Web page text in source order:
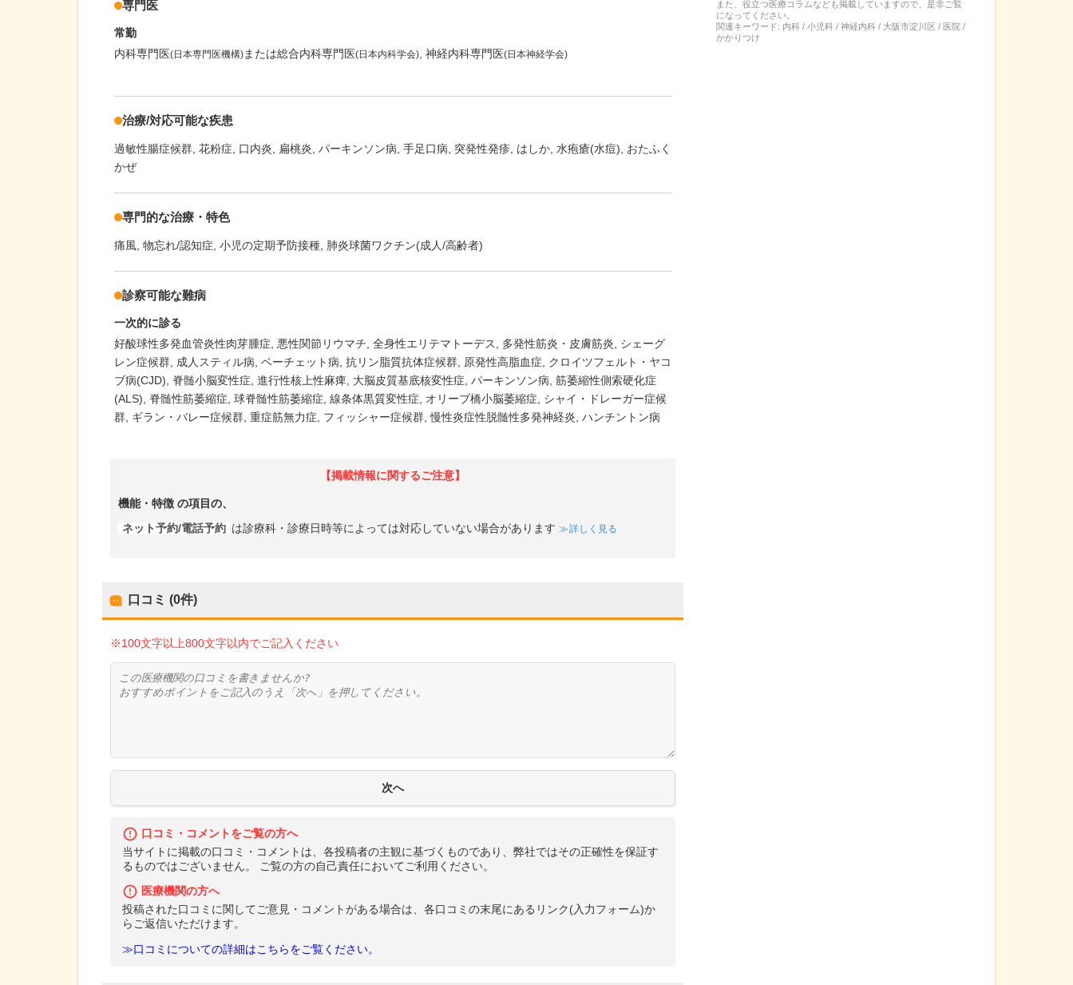
専門医
常勤
内科専門医(日本専門医機構) または総合内科専門医(日本内科学会) 神経内科専門医(日本神経学会)
治療/対応可能な疾患
過敏性腸症候群 花粉症 口内炎 扁桃炎 パーキンソン病 手足口病 突発性発疹 はしか 水疱瘡(水痘)
おたふく
かぜ
専門的な治療・特色
痛風 物忘れ/認知症 小児の定期予防接種 肺炎球菌ワクチン(成人/高齢者)
診察可能な難病
一次的に診る
好酸球性多発血管炎性肉芽腫症
悪性関節リウマチ 全身性エリテマトーデス 多発性筋炎・皮膚筋炎
シェーグ
レン症候群 成人スティル病 ベーチェット病 抗リン脂質抗体症候群 原発性高脂血症
クロイツフェルト・ヤコ
ブ病(CJD)
脊髄小脳変性症 進行性核上性麻痺 大脳皮質基底核変性症 パーキンソン病 筋萎縮性側索硬化症
(ALS)
脊髄性筋萎縮症 球脊髄性筋萎縮症 線条体黒質変性症 オリーブ橋小脳萎縮症
シャイ・ドレーガー症候
群 ギラン・バレー症候群 重症筋無力症 フィッシャー症候群 慢性炎症性脱髄性多発神経炎 ハンチントン病
【掲載情報に関するご注意】
機能・特徴 の項目の、
ネット予約/電話予約 は診療科・診療日時等によっては対応していない場合があります 詳しく見る
口コミ (0件)
※100文字以上800文字以内でご記入ください
口コミ・コメントをご覧の方へ
当サイトに掲載の口コミ・コメントは、各投稿者の主観に基づくものであり、弊社ではその正確性を保証す
るものではございません。 ご覧の方の自己責任においてご利用ください。
医療機関の方へ
投稿された口コミに関してご意見・コメントがある場合は、各口コミの末尾にあるリンク(入力フォーム)か
らご返信いただけます。
≫口コミについての詳細はこちらをご覧ください。
また、役立つ医療コラムなども掲載していますので、是非ご覧
になってください。
関連キーワード: 内科 / 小児科 / 神経内科 / 大阪市淀川区 / 医院 /
かかりつけ